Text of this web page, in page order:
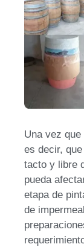
Una vez
es decir,
tacto y libre
pueda
etapa de
de